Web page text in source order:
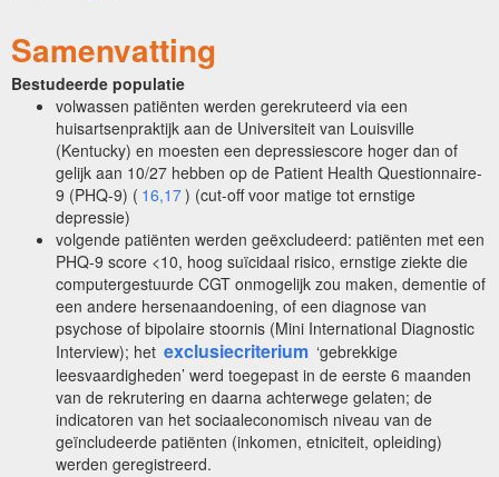
Samenvatting
Bestudeerde populatie
volwassen patiënten werden gerekruteerd via een
huisartsenpraktijk aan de Universiteit van Louisville
(Kentucky) en moesten een depressiescore hoger dan of
gelijk aan 10/27 hebben op de Patient Health Questionnaire-
9 (PHQ-9) ( 16,17) (cut-off voor matige tot ernstige
depressie)
volgende patiënten werden geëxcludeerd: patiënten met een
PHQ-9 score <10, hoog suïcidaal risico, ernstige ziekte die
computergestuurde CGT onmogelijk zou maken, dementie of
een andere hersenaandoening, of een diagnose van
psychose of bipolaire stoornis (Mini International Diagnostic
Interview); het exclusiecriterium ‘gebrekkige
leesvaardigheden’ werd toegepast in de eerste 6 maanden
van de rekrutering en daarna achterwege gelaten; de
indicatoren van het sociaaleconomisch niveau van de
geïncludeerde patiënten (inkomen, etniciteit, opleiding)
werden geregistreerd.